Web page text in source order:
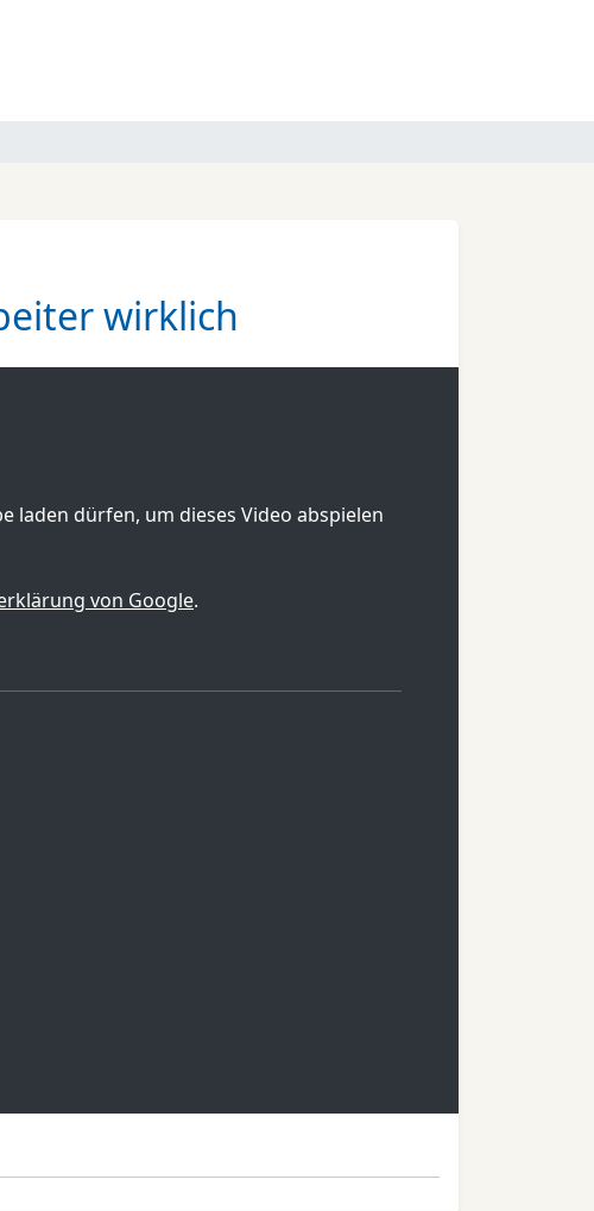
wirklich
laden dürfen, um dieses Video abspielen
von Google.